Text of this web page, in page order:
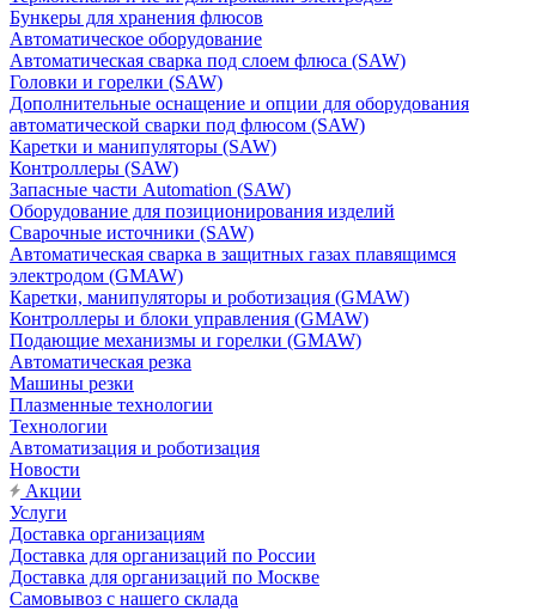
Бункеры для хранения флюсов
Автоматическое оборудование
Автоматическая сварка под слоем флюса (SAW)
Головки и горелки (SAW)
Дополнительные оснащение и опции для оборудования
автоматической сварки под флюсом (SAW)
Каретки и манипуляторы (SAW)
Контроллеры (SAW)
Запасные части Automation (SAW)
Оборудование для позиционирования изделий
Сварочные источники (SAW)
Автоматическая сварка в защитных газах плавящимся
электродом (GMAW)
Каретки, манипуляторы и роботизация (GMAW)
Контроллеры и блоки управления (GMAW)
Подающие механизмы и горелки (GMAW)
Автоматическая резка
Машины резки
Плазменные технологии
Технологии
Автоматизация и роботизация
Новости
Акции
Услуги
Доставка организациям
Доставка для организаций по России
Доставка для организаций по Москве
Самовывоз с нашего склада